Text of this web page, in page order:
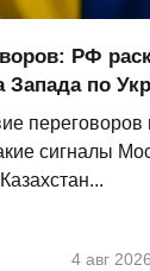
РФ
Запада по
переговоров
сигналы
4 авг 2026